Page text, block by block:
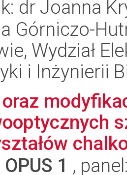
dr Joanna
Górniczo-
Wydział
i Inżynierii
OPUS 1 ,